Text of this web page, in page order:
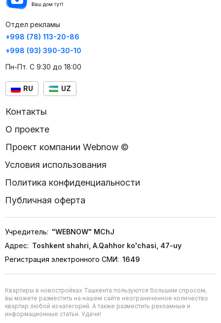
Отдел рекламы
+998 (78) 113-20-86
+998 (93) 390-30-10
Пн-Пт. С 9:30 до 18:00
RU UZ
Контакты
О проекте
Проект компании Webnow ©
Условия использования
Политика конфиденциальности
Публичная оферта
Учредитель: "WEBNOW" MChJ
Адрес: Toshkent shahri, A.Qahhor ko'chasi, 47-uy
Регистрация электронного СМИ: 1649
Квартиры в новостройках Ташкента пользуются большим спросом,
вы можете разместить на нашем сайте неограниченное количество
квартир любой из категорий. А также разместить рекламные и
информационные статьи. Удачи!